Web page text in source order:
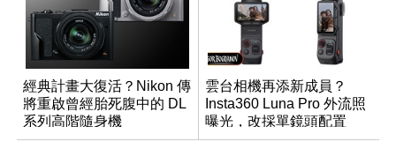
經典計畫大復活？Nikon 傳
將重啟曾經胎死腹中的 DL
系列高階隨身機
雲台相機再添新成員？
Insta360 Luna Pro 外流照
曝光，改採單鏡頭配置